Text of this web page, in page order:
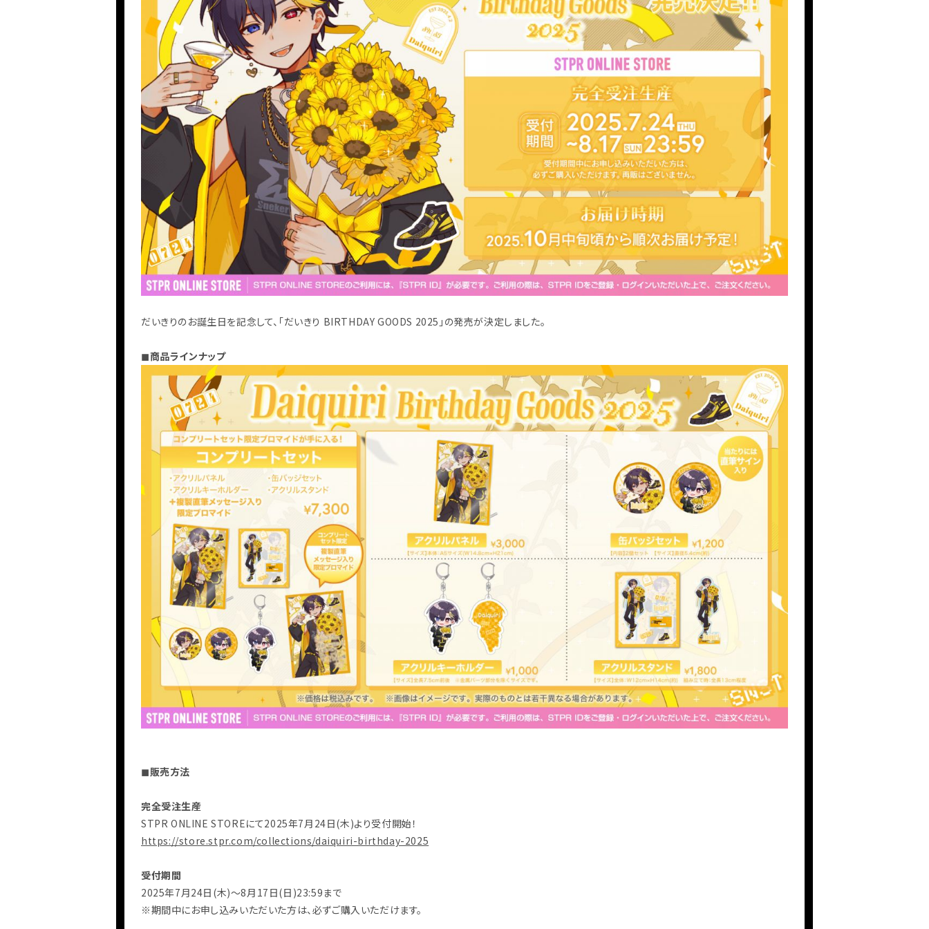
HOME
INFORMATION
SCHEDULE
PROFILE
VIDEO
DISCOGRAPHY
会員登録
ログイン
PHOTO
MOVIE
BLOG
Q&A
RADIO
すにくじ
だいきりのお誕生日を記念して、「だいきり BIRTHDAY GOODS 2025」の発売が決定しました。
◼︎商品ラインナップ
◼︎販売方法
完全受注生産
STPR ONLINE STOREにて2025年7月24日(木)より受付開始！
https://store.stpr.com/collections/daiquiri-birthday-2025
受付期間
2025年7月24日(木)〜8月17日(日)23:59まで
※期間中にお申し込みいただいた方は、必ずご購入いただけます。